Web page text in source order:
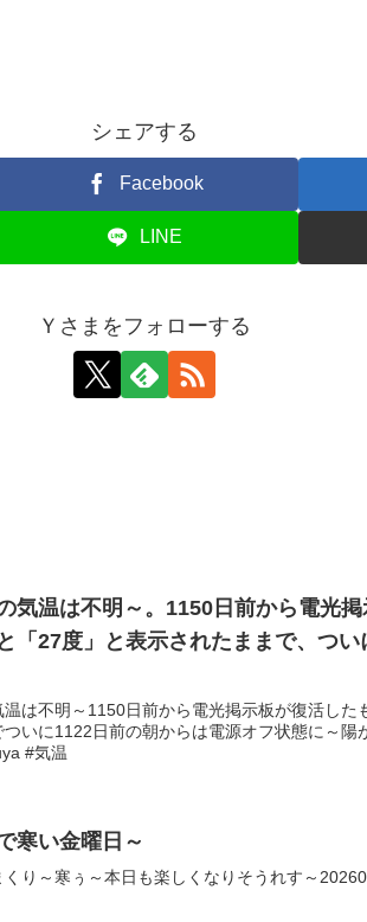
シェアする
Facebook
LINE
Ｙさまをフォローする
気温は不明～。1150日前から電光
「27度」と表示されたままで、つ
温は不明～1150日前から電光掲示板が復活した
ついに1122日前の朝からは電源オフ状態に～
#気温
寒い金曜日～
くり～寒ぅ～本日も楽しくなりそうれす～